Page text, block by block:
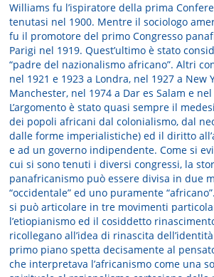
Williams fu l’ispiratore della prima
tenutasi nel 1900. Mentre il sociologo
fu il promotore del primo Congresso
Parigi nel 1919. Quest’ultimo è stato
“padre del nazionalismo africano”. Altri
nel 1921 e 1923 a Londra, nel 1927 a New
Manchester, nel 1974 a Dar es Salam e
L’argomento è stato quasi sempre il
dei popoli africani dal colonialismo, dal
dalle forme imperialistiche) ed il diritto
e ad un governo indipendente. Come si
cui si sono tenuti i diversi congressi, la
panafricanismo può essere divisa in due
“occidentale” ed uno puramente
si può articolare in tre movimenti
l’etiopianismo ed il cosiddetto
ricollegano all’idea di rinascita
primo piano spetta decisamente al
che interpretava l’africanismo come una